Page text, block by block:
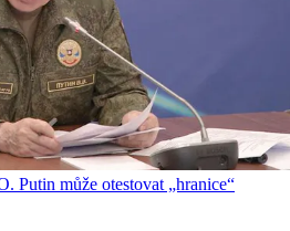
Putin může otestovat „hranice“